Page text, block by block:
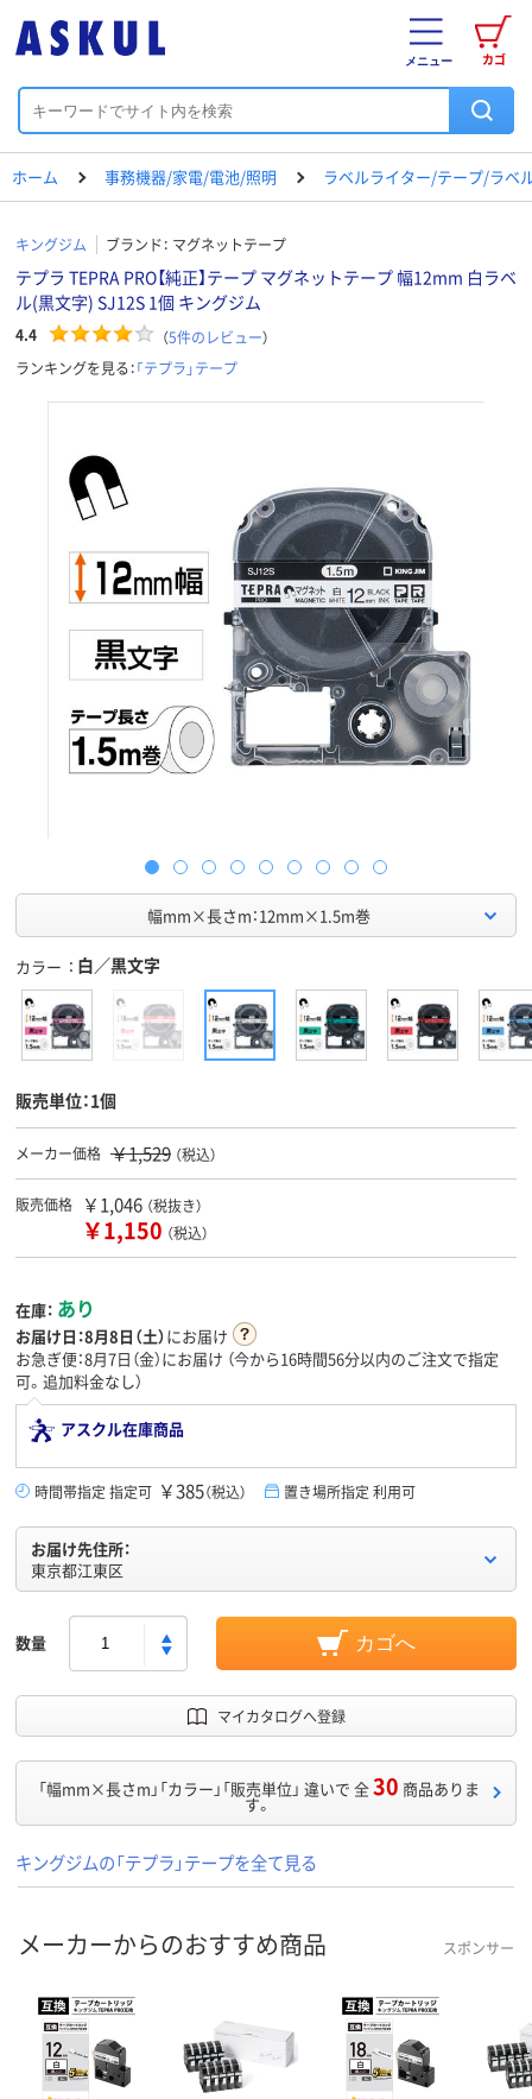
カゴ
メニュー
ホーム 事務機器/家電/電池/照明 ラベルライター/テープ/ラベ
キングジム ブランド： マグネットテープ
テプラ TEPRA PRO【純正】テープ マグネットテープ 幅12mm 白ラベ
ル(黒文字) SJ12S 1個 キングジム
4.4 （5件のレビュー）
ランキングを見る：「テプラ」テープ
幅mm×長さm：12mm×1.5m巻
カラー 白／黒文字
販売単位：1個
メーカー価格 ￥1,529 （税込）
販売価格 ￥1,046 （税抜き）
￥1,150 （税込）
在庫： あり
お届け日：8月8日（土）にお届け
お急ぎ便：8月7日（金）にお届け （今から16時間56分以内のご注文で指定
可。追加料金なし）
アスクル在庫商品
時間帯指定 指定可 ￥385（税込） 置き場所指定 利用可
お届け先住所：
東京都江東区
数量 カゴへ
マイカタログへ登録
「幅mm×長さm」「カラー」「販売単位」 違いで 全30 商品ありま
す。
キングジムの「テプラ」テープを全て見る
メーカーからのおすすめ商品 スポンサー